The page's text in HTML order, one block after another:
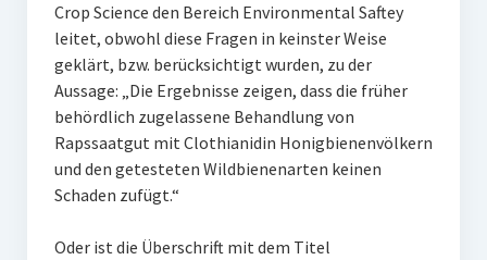
Crop Science den Bereich Environmental Saftey
leitet, obwohl diese Fragen in keinster Weise
geklärt, bzw. berücksichtigt wurden, zu der
Aussage: „Die Ergebnisse zeigen, dass die früher
behördlich zugelassene Behandlung von
Rapssaatgut mit Clothianidin Honigbienenvölkern
und den getesteten Wildbienenarten keinen
Schaden zufügt.“
Oder ist die Überschrift mit dem Titel